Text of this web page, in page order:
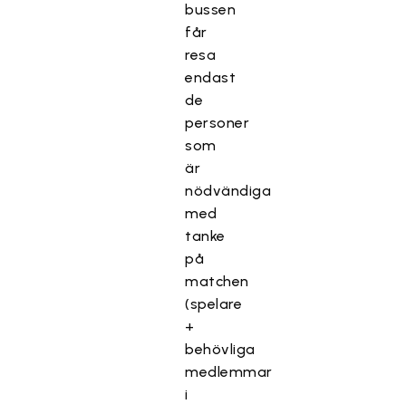
bussen
får
resa
endast
de
personer
som
är
nödvändiga
med
tanke
på
matchen
(spelare
+
behövliga
medlemmar
i